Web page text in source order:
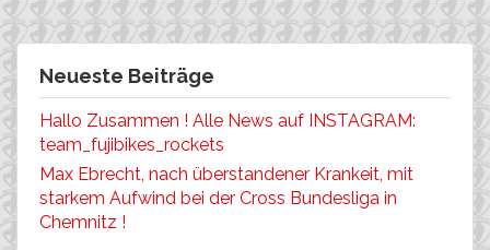
Neueste Beiträge
Hallo Zusammen ! Alle News auf INSTAGRAM:
team_fujibikes_rockets
Max Ebrecht, nach überstandener Krankeit, mit
starkem Aufwind bei der Cross Bundesliga in
Chemnitz !